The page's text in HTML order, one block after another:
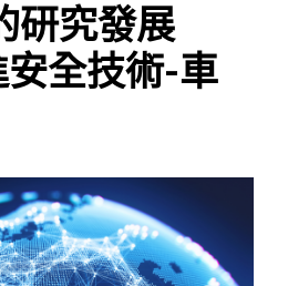
研究發展
全技術-車